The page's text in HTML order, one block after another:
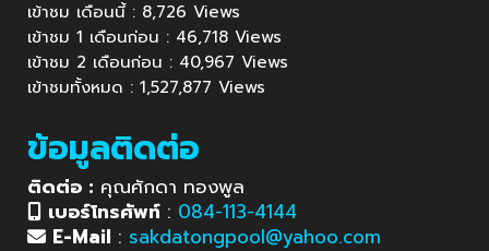
เข้าชม เดือนนี้ : 8,726 Views
เข้าชม 1 เดือนก่อน : 46,718 Views
เข้าชม 2 เดือนก่อน : 40,967 Views
เข้าชมทั้งหมด : 1,527,877 Views
ข้อมูลติดต่อ
ติดต่อ : คุณศักดา ทองพูล
เบอร์โทรศัพท์ : 084-113-4144
E-Mail : sakdatongpool@yahoo.com